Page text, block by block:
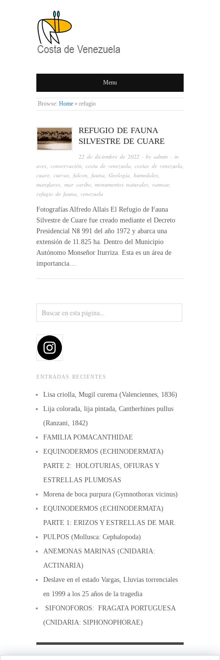
COSTA DE
VENEZUELA
Menu
Browse: Home » refugio
REFUGIO DE FAUNA
SILVESTRE DE CUARE
22 de diciembre de 2022 · byadmin · in
aves, conservación, costa de venezuela, costas de venezuela,
cuare, cuevas, falcon, fauna, Geología, humedales,
manglares, mar caribe, monumentos naturales, ramsar,
refugio de fauna, venezuela
Fotografías Alfredo Allais El Refugio de Fauna
Silvestre de Cuare fue creado mediante el Decreto
Presidencial Nß 991 del año 1972 y abarca una
extensión de 11.825 ha. Dentro del Municipio
Autónomo Monseñor Iturriza. Esta es un área de
importancia…
ENTRADAS RECIENTES
Lisa criolla, Mugil curema (Valenciennes, 1836)
Lija colorada, lija pintada, Cantherhines pullus
(Ranzani, 1842)
FAMILIA POMACANTHIDAE
EQUINODERMOS (ECHINODERMATA)
PARTE 2: HOLOTURIAS, OFIURAS Y
ESTRELLAS PLUMOSAS
Morena de boca purpura (Gymnothorax vicinus)
EQUINODERMOS (ECHINODERMATA)
PARTE 1: ERIZOS Y ESTRELLAS DE MAR.
PULPOS (Mollusca: Cephalopoda)
ANEMONAS MARINAS (CNIDARIA:
ACTINARIA)
Deslave en el estado Vargas, Lluvias torrenciales
en 1999 a los 25 años de la tragedia
SIFONOFOROS: FRAGATA PORTUGUESA
(CNIDARIA: SIPHONOPHORAE)